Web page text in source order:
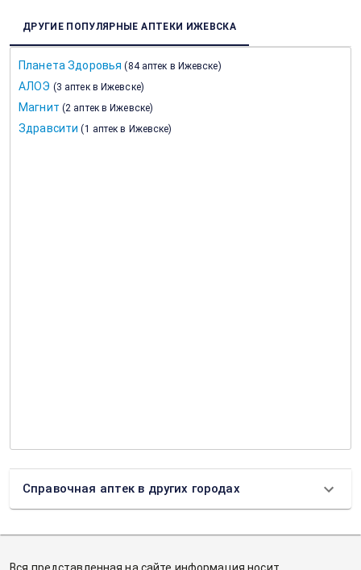
ДРУГИЕ ПОПУЛЯРНЫЕ АПТЕКИ ИЖЕВСКА
Планета Здоровья ( 84 аптек в Ижевске)
АЛОЭ (3 аптек в Ижевске)
Магнит (2 аптек в Ижевске)
Здравсити (1 аптек в Ижевске)
Справочная аптек в других городах